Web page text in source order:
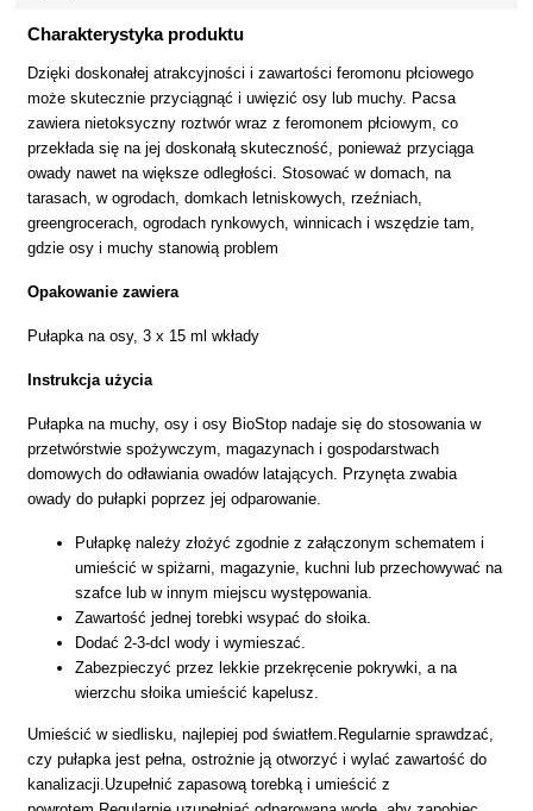
Charakterystyka produktu
Dzięki doskonałej atrakcyjności i zawartości feromonu płciowego
może skutecznie przyciągnąć i uwięzić osy lub muchy. Pacsa
zawiera nietoksyczny roztwór wraz z feromonem płciowym, co
przekłada się na jej doskonałą skuteczność, ponieważ przyciąga
owady nawet na większe odległości. Stosować w domach, na
tarasach, w ogrodach, domkach letniskowych, rzeźniach,
greengrocerach, ogrodach rynkowych, winnicach i wszędzie tam,
gdzie osy i muchy stanowią problem
Opakowanie zawiera
Pułapka na osy, 3 x 15 ml wkłady
Instrukcja użycia
Pułapka na muchy, osy i osy BioStop nadaje się do stosowania w
przetwórstwie spożywczym, magazynach i gospodarstwach
domowych do odławiania owadów latających. Przynęta zwabia
owady do pułapki poprzez jej odparowanie.
Pułapkę należy złożyć zgodnie z załączonym schematem i
umieścić w spiżarni, magazynie, kuchni lub przechowywać na
szafce lub w innym miejscu występowania.
Zawartość jednej torebki wsypać do słoika.
Dodać 2-3-dcl wody i wymieszać.
Zabezpieczyć przez lekkie przekręcenie pokrywki, a na
wierzchu słoika umieścić kapelusz.
Umieścić w siedlisku, najlepiej pod światłem.Regularnie sprawdzać,
czy pułapka jest pełna, ostrożnie ją otworzyć i wylać zawartość do
kanalizacji.Uzupełnić zapasową torebką i umieścić z